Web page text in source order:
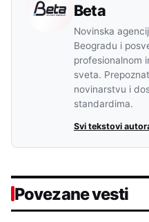
Beta
Novinska
Beogradu i
profesionalnom
sveta.
novinarstvu i
standardima.
Svi tekstovi
Povezane vesti